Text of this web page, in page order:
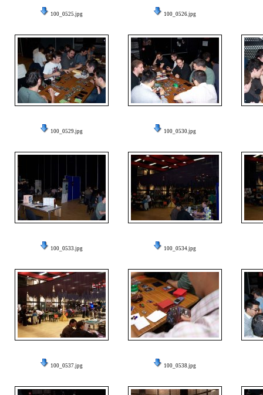
100_0525.jpg 100_0526.jpg
100_0529.jpg 100_0530.jpg
100_0533.jpg 100_0534.jpg
100_0537.jpg 100_0538.jpg